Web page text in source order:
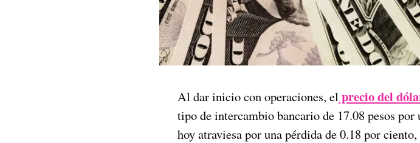
Al dar inicio con operaciones, el precio del
tipo de intercambio bancario de 17.08 pesos
hoy atraviesa por una pérdida de 0.18 por